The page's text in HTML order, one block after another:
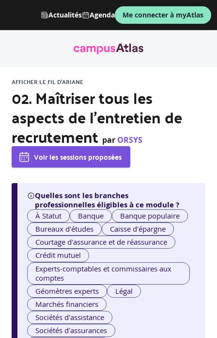
Actualités Agenda Me connecter à myAtlas
AFFICHER LE FIL D'ARIANE
02. Maîtriser tous les
aspects de l’entretien de
recrutement par ORSYS
Voir les sessions proposées
Quelles sont les branches
professionnelles éligibles à ce module ?
À Statut Banque
Banque populaire
Bureaux d'études
Caisse d'épargne
Courtage d'assurance et de réassurance
Crédit mutuel
Experts-comptables et commissaires aux
comptes
Géomètres experts
Légal
Marchés financiers
Sociétés d'assistance
Sociétés d'assurances